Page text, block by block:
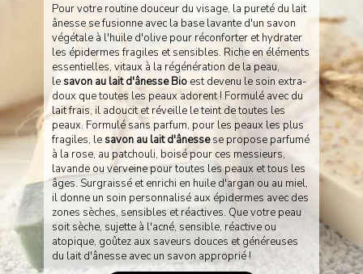
Pour votre routine douceur du visage, la pureté du lait
ânesse se fusionne avec la base lavante d'un savon
végétale à l'huile d'olive pour réconforter et hydrater
les épidermes fragiles et sensibles. Riche en éléments
essentielles, vitaux à la régénération de la peau,
le savon au lait d'ânesse Bio est devenu le soin extra-
doux que toutes les peaux adorent ! Formulé avec du
lait frais, il adoucit et réveille le teint de toutes les
peaux. Formulé sans parfum, pour les peaux les plus
fragiles, le savon au lait d'ânessese propose parfumé
à la rose, au patchouli, boisé pour ces messieurs,
lavande ou verveine pour toutes les peaux et tous les
âges. Surgraissé et enrichi en huile d'argan ou au miel,
il donne un soin personnalisé aux épidermes avec des
zones sèches, sensibles et réactives. Que votre peau
soit sèche, sujette à l'acné, sensible, réactive ou
atopique, goûtez aux saveurs douces et généreuses
du lait d'ânesse avec un savon approprié !